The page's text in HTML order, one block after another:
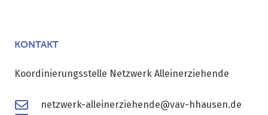
KONTAKT
Koordinierungsstelle Netzwerk Alleinerziehende
netzwerk-alleinerziehende@vav-hhausen.de